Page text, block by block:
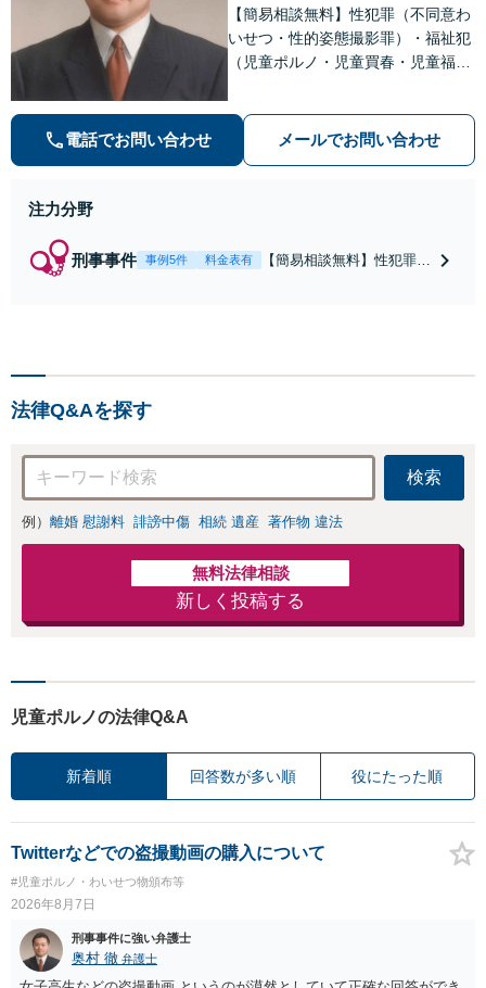
【簡易相談無料】性犯罪（不同意わ
いせつ・性的姿態撮影罪）・福祉犯
（児童ポルノ・児童買春・児童福祉
等）に非常に詳しい弁護士です
電話でお問い合わせ メールでお問い合わせ
注力分野
刑事事件 事例5件 料金表有
【簡易相談無料】性犯罪
法律Q&Aを探す
検索
例） 離婚 慰謝料 誹謗中傷 相続 遺産 著作物 違法
無料法律相談
新しく投稿する
児童ポルノの法律Q&A
新着順 回答数が多い順 役にたった順
Twitterなどでの盗撮動画の購入について
#児童ポルノ・わいせつ物頒布等
2026年8月7日
刑事事件に強い弁護士
奥村 徹 弁護士